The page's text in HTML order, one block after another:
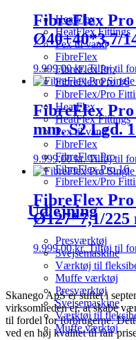
HeatFlex
HeatFlex Fittings
Pex til vand
FibreFlex
FibreFlex Pro
FibreFlex Pro 16
FibreFlex/Pro
HeatFlex
HeatFlex Fittings
Pex til vand
FibreFlex
FibreFlex Pro
FibreFlex Pro 16
FibreFlex/Pro
Udlejning
Presværktøj
Svejsemaskine
Værktøj til
Muffe værktøj
Presværktøj
Svejsemaskine
Værktøj til
Muffe værktøj
FibreFlex Pro
Ø40+40*3,7/
9.999,00kr. Tilføj til
FibreFlex Pro
mm. S2 Lgd.
9.999,00kr. Tilføj til
FibreFlex Pro
Ø127*7,1/225
9.999,00kr. Tilføj til
Skanego ApS er stiftet i
virksomheden er, at skabe
til fordel for forbrugerne.
ved en høj kvalitet til fair